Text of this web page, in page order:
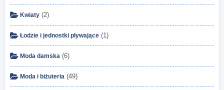
Kwiaty (2)
Łodzie i jednostki pływające (1)
Moda damska (6)
Moda i biżuteria (49)